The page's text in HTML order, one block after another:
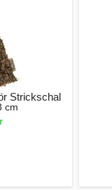
Strickschal
cm